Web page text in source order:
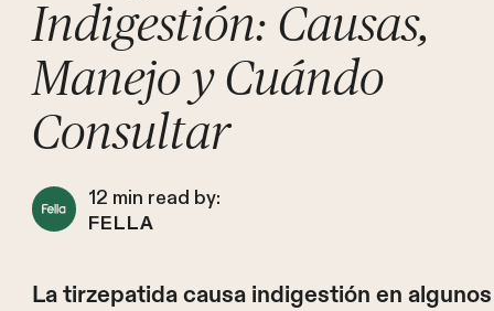
Indigestión: Causas,
Manejo y Cuándo
Consultar
12 min read by:
FELLA
La tirzepatida causa indigestión en